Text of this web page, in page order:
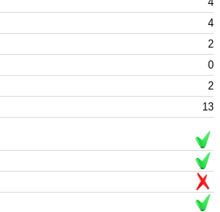
4
2
0
2
13